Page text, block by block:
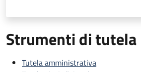
Strumenti di tutela
Tutela amministrativa